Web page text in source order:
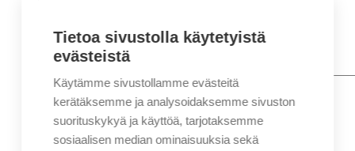
Nimi*
Etunimi
Sukunimi
Tietoa sivustolla käytetyistä
evästeistä
Käytämme sivustollamme evästeitä
kerätäksemme ja analysoidaksemme sivuston
suorituskykyä ja käyttöä, tarjotaksemme
sosiaalisen median ominaisuuksia sekä